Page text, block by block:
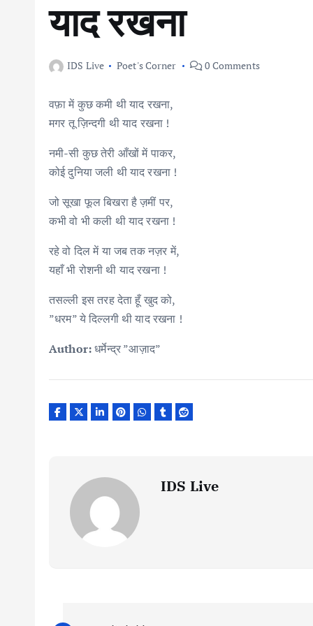
याद रखना
IDS Live Poet's Corner 0 Comments
वफ़ा में कुछ कमी थी याद रखना,
मगर तू ज़िन्दगी थी याद रखना !
नमी-सी कुछ तेरी आँखों में पाकर,
कोई दुनिया जली थी याद रखना !
जो सूखा फूल बिखरा है ज़मीं पर,
कभी वो भी कली थी याद रखना !
रहे वो दिल में या जब तक नज़र में,
यहाँ भी रोशनी थी याद रखना !
तसल्ली इस तरह देता हूँ खुद को,
”धरम” ये दिल्लगी थी याद रखना !
Author:धर्मेन्द्र ”आज़ाद”
IDS Live